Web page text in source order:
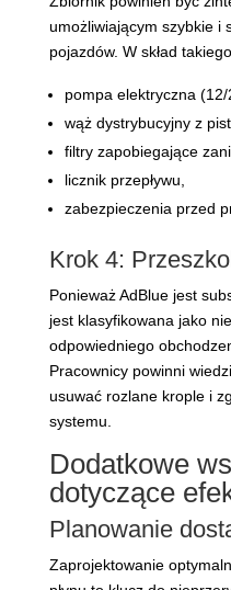
umożliwiającym szybkie i
pojazdów. W skład
pompa elektryczna
wąż dystrybucyjny z
filtry zapobiegające
licznik przepływu,
zabezpieczenia przed
Krok 4:
Ponieważ AdBlue jest
jest klasyfikowana jako
odpowiedniego
Pracownicy powinni
usuwać rozlane krople i
systemu.
Dodatkowe
dotyczące
Planowanie
Zaprojektowanie